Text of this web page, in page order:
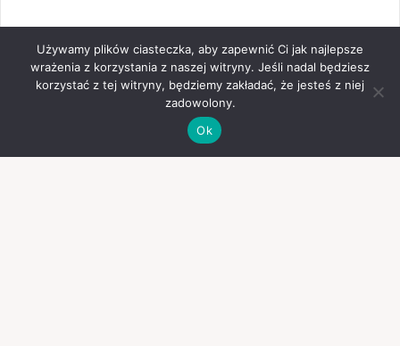
Używamy plików ciasteczka, aby zapewnić Ci jak najlepsze
wrażenia z korzystania z naszej witryny. Jeśli nadal będziesz
korzystać z tej witryny, będziemy zakładać, że jesteś z niej
zadowolony.
Ok